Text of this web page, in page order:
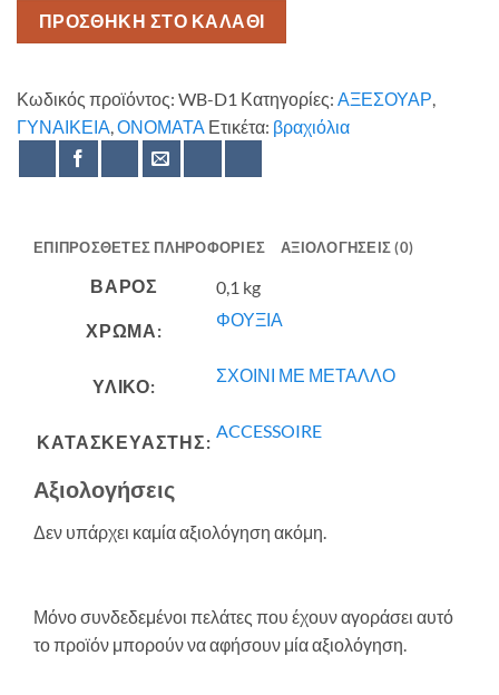
Βραχιόλι
ΠΡΟΣΘΗΚΗ ΣΤΟ ΚΑΛΑΘΙ
Κωδικός προϊόντος: WB-D1 Κατηγορίες: ΑΞΕΣΟΥΑΡ
ΓΥΝΑΙΚΕΙΑ ΟΝΟΜΑΤΑ Ετικέτα: βραχιόλια
ΕΠΙΠΡΌΣΘΕΤΕΣ ΠΛΗΡΟΦΟΡΊΕΣ ΑΞΙΟΛΟΓΉΣΕΙΣ (0)
ΒΆΡΟΣ 0,1 kg
ΧΡΩΜΑ:
ΦΟΥΞΙΑ
ΥΛΙΚΟ:
ΣΧΟΙΝΙ ΜΕ ΜΕΤΑΛΛΟ
ΚΑΤΑΣΚΕΥΑΣΤΗΣ:
ACCESSOIRE
Αξιολογήσεις
Δεν υπάρχει καμία αξιολόγηση ακόμη.
Μόνο συνδεδεμένοι πελάτες που έχουν αγοράσει αυτό
το προϊόν μπορούν να αφήσουν μία αξιολόγηση.